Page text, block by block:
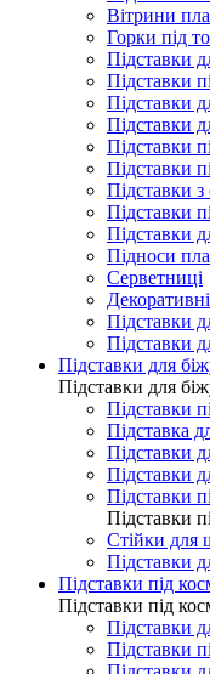
Вітрини
Горки під
Підставки
Підставки
Підставки
Підставки
Підставки
Підставки
Підставки
Підставки
Підставки
Підноси
Серветниці
Підставки
Підставки
Підставки для
Підставки для
Підставки
Підставка
Підставки
Підставки
Підставки
Підставки
Стійки для
Підставки
Підставки під
Підставки під
Підставки
Підставки